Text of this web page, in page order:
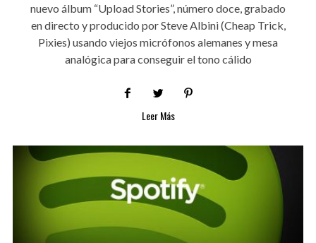
nuevo álbum “Upload Stories”, número doce, grabado
en directo y producido por Steve Albini (Cheap Trick,
Pixies) usando viejos micrófonos alemanes y mesa
analógica para conseguir el tono cálido
Leer Más